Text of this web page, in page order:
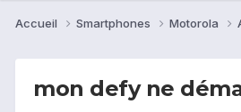
Accueil Smartphones Motorola
mon defy ne